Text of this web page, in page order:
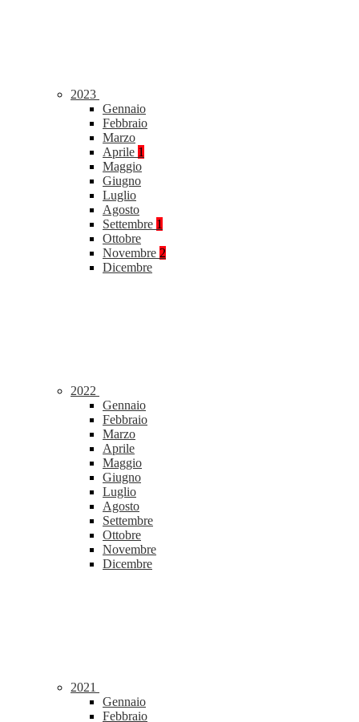
2023
Gennaio
Febbraio
Marzo
Aprile 1
Maggio
Giugno
Luglio
Agosto
Settembre 1
Ottobre
Novembre 2
Dicembre
2022
Gennaio
Febbraio
Marzo
Aprile
Maggio
Giugno
Luglio
Agosto
Settembre
Ottobre
Novembre
Dicembre
2021
Gennaio
Febbraio